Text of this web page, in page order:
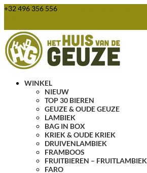
+32 496 356 556
WINKEL
NIEUW
TOP 30 BIEREN
GEUZE & OUDE GEUZE
LAMBIEK
BAG IN BOX
KRIEK & OUDE KRIEK
DRUIVENLAMBIEK
FRAMBOOS
FRUITBIEREN – FRUITLAMBIEK
FARO